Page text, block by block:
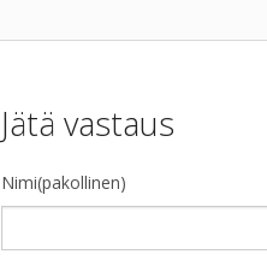
Jätä vastaus
Nimi(pakollinen)